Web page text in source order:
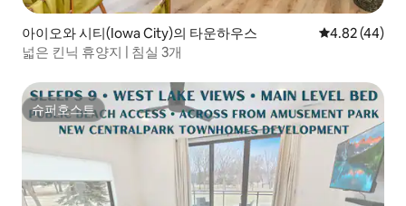
아이오와 시티(Iowa City)의 타운하우스 평점 4.82점(5
4.82 (44)
넓은 킨닉 휴양지 | 침실 3개
슈퍼호스트
슈퍼호스트